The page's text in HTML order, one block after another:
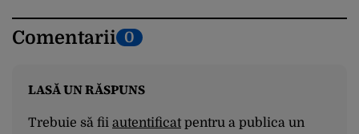
Comentarii 0
LASĂ UN RĂSPUNS
Trebuie să fii autentificatpentru a publica un